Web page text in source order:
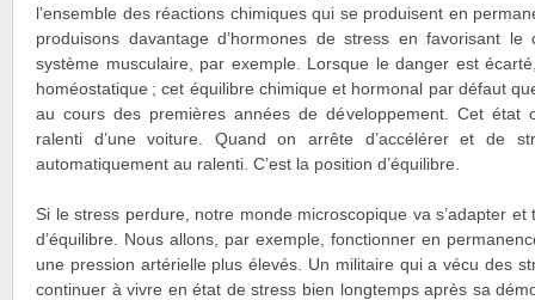
l’ensemble des réactions chimiques qui se produisent en
produisons davantage d’hormones de stress en favorisant le
système musculaire, par exemple. Lorsque le danger est
homéostatique ; cet équilibre chimique et hormonal par défaut
au cours des premières années de développement. Cet état
ralenti d’une voiture. Quand on arrête d’accélérer et de
automatiquement au ralenti. C’est la position d’équilibre.
Si le stress perdure, notre monde microscopique va s’adapter
d’équilibre. Nous allons, par exemple, fonctionner en
une pression artérielle plus élevés. Un militaire qui a vécu des
continuer à vivre en état de stress bien longtemps après sa